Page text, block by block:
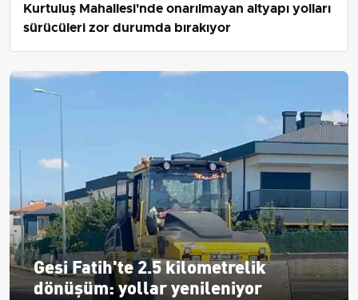
Kurtuluş Mahallesi'nde onarılmayan altyapı yolları
sürücüleri zor durumda bırakıyor
Gesi Fatih'te 2.5 kilometrelik
dönüşüm: yollar yenileniyor